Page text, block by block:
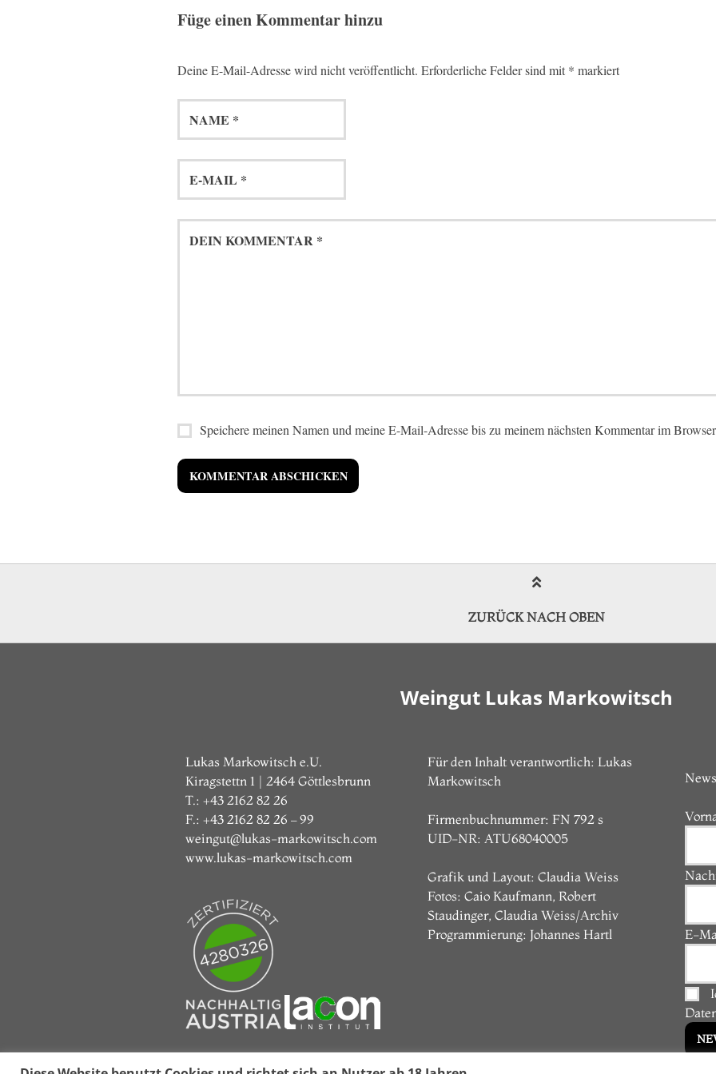
Füge einen Kommentar hinzu
Deine E-Mail-Adresse wird nicht veröffentlicht. Erforderliche Felder sind mit * markiert
Speichere meinen Namen und meine E-Mail-Adresse bis zu meinem nächsten Kommentar im
ZURÜCK NACH OBEN
Weingut Lukas Markowitsch
Lukas Markowitsch e.U.
Kiragstettn 1 | 2464 Göttlesbrunn
T.: +43 2162 82 26
F.: +43 2162 82 26 – 99
weingut@lukas-markowitsch.com
www.lukas-markowitsch.com
Für den Inhalt verantwortlich: Lukas
Markowitsch
Firmenbuchnummer: FN 792 s
UID-NR: ATU68040005
Grafik und Layout: Claudia Weiss
Fotos: Caio Kaufmann, Robert
Staudinger, Claudia Weiss/Archiv
Programmierung: Johannes Hartl E-